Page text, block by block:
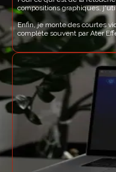
compositions graphiques,
Enfin, je monte des courtes
complète souvent par Ater